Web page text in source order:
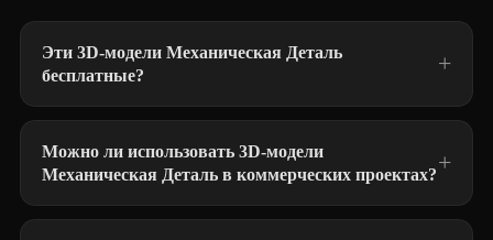
Эти 3D-модели Механическая Деталь
бесплатные?
Можно ли использовать 3D-модели
Механическая Деталь в коммерческих проектах?